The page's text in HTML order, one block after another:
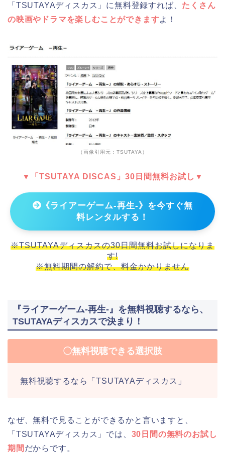
「TSUTAYAディスカス」に無料登録すれば、 たくさん
の映画やドラマを楽しむことができますよ！
（画像引用元：TSUTAYA）
▼「TSUTAYA DISCAS」30日間無料お試し▼
《ライアーゲーム-再生-》を今すぐ無
料レンタルする！
※TSUTAYAディスカスの30日間無料お試しになりま
す!
※無料期間の解約で、料金かかりません
『ライアーゲーム-再生-』を無料視聴するなら、
TSUTAYAディスカスで決まり！
〇無料視聴できる選択肢
無料視聴するなら「TSUTAYAディスカス」
なぜ、無料で見ることができるかと言いますと、
「TSUTAYAディスカス」では、 30日間の無料のお試し
期間 だからです。